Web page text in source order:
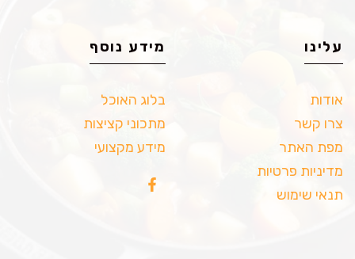
עלינו
אודות
צרו קשר
מפת האתר
מדיניות פרטיות
תנאי שימוש
מידע נוסף
בלוג האוכל
מתכוני קציצות
מידע מקצועי